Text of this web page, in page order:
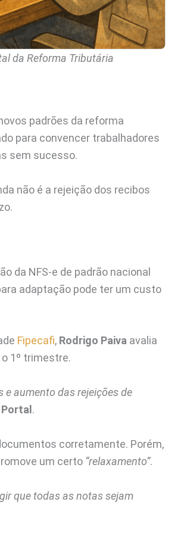
da Reforma Tributária
padrões da reforma
para convencer trabalhadores
sem sucesso.
não é a rejeição dos recibos
da NFS-e de padrão nacional
adaptação pode ter um custo
Fipecafi, Rodrigo Paiva avalia
1º trimestre.
e aumento das rejeições de
Portal .
corretamente. Porém,
um certo “relaxamento”.
que todas as notas sejam